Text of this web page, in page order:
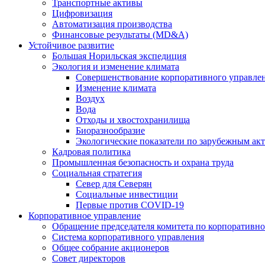
Транспортные активы
Цифровизация
Автоматизация производства
Финансовые результаты (MD&A)
Устойчивое развитие
Большая Норильская экспедиция
Экология и изменение климата
Совершенствование корпоративного
Изменение климата
Воздух
Вода
Отходы и хвостохранилища
Биоразнообразие
Экологические показатели по зарубежным
Кадровая политика
Промышленная безопасность и охрана труда
Социальная стратегия
Север для Северян
Социальные инвестиции
Первые против COVID‑19
Корпоративное управление
Обращение председателя комитета по
Система корпоративного управления
Общее собрание акционеров
Совет директоров